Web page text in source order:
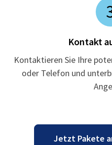
Kontakt
Kontaktieren Sie Ihre
oder Telefon und